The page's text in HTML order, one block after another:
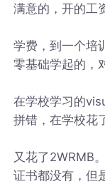
满意的，开的工
学费，到一个培
零基础学起的，
在学校学习的
拼错，在学校花
又花了2WRMB
证书都没有，但